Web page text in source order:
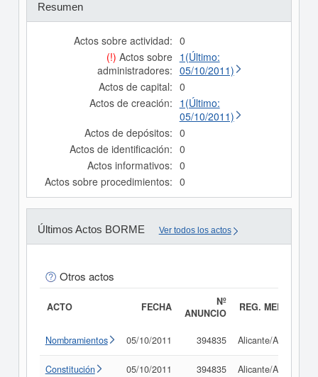
Resumen
Actos sobre actividad: 0
(!) Actos sobre
administradores:
1(Último:
05/10/2011)
Actos de capital: 0
Actos de creación: 1(Último:
05/10/2011)
Actos de depósitos: 0
Actos de identificación: 0
Actos informativos: 0
Actos sobre procedimientos: 0
Últimos Actos BORME Ver todos los actos
Otros actos
ACTO FECHA
Nº
ANUNCIO
REG. MERC.
Nombramientos 05/10/2011 394835 Alicante/Alacant
Constitución 05/10/2011 394835 Alicante/Alacant